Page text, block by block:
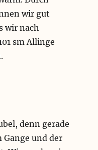
wir gut
wir nach
sm Allinge
denn gerade
und der